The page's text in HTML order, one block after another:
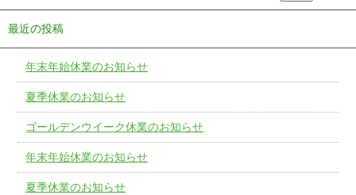
最近の投稿
年末年始休業のお知らせ
夏季休業のお知らせ
ゴールデンウイーク休業のお知らせ
年末年始休業のお知らせ
夏季休業のお知らせ